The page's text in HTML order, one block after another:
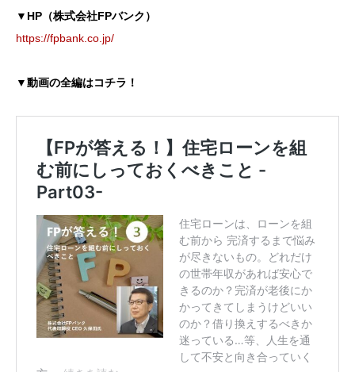
▼HP（株式会社FPバンク）
https://fpbank.co.jp/
▼動画の全編はコチラ！